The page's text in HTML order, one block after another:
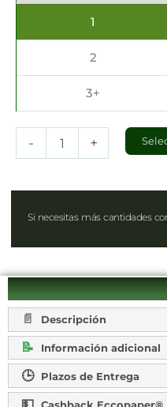
1
2
3+
- +
Si necesitas más cantidades
Descripción
Información adicional
Plazos de Entrega
Cashback Eccopaper®